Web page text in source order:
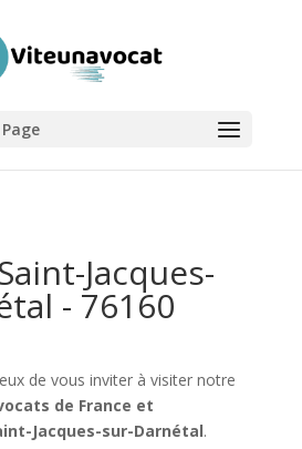
Jacques-
- 76160
de vous inviter à visiter notre
de France et
Jacques-sur-Darnétal.